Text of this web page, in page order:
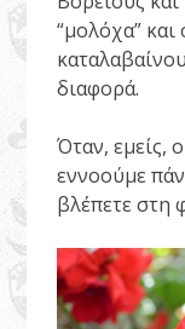
“μολόχα” και
διαφορά.
Όταν, εμείς,
εννοούμε
βλέπετε στη